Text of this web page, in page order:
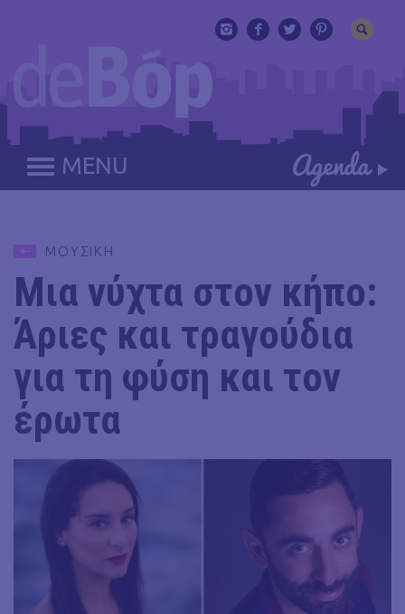
MENU
ΜΟΥΣΙΚΗ
Μια νύχτα στον κήπο:
Άριες και τραγούδια
για τη φύση και τον
έρωτα